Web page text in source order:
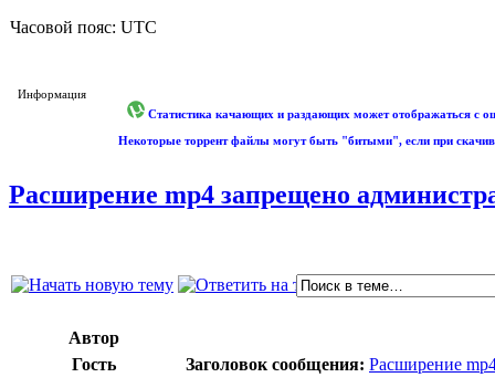
Часовой пояс: UTC
Информация
Статистика качающих и раздающих может отображаться с
Некоторые торрент файлы могут быть "битыми", если при
Расширение mp4 запрещено
Автор
Гость
Заголовок сообщения: Расширение